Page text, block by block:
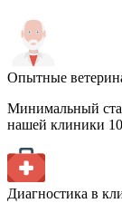
Опытные
Минимальный
нашей клиники
Диагностика в